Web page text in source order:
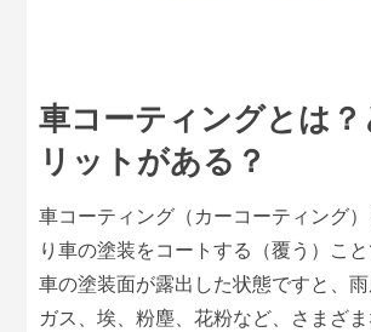
車コーティングとは？
リットがある？
車コーティング（カーコーティング
り車の塗装をコートする（覆う）こと
車の塗装面が露出した状態ですと、
ガス、埃、粉塵、花粉など、さまざ